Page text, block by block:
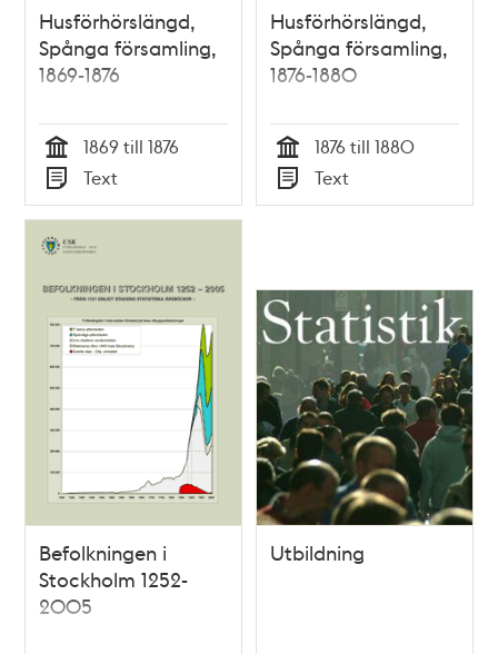
Husförhörslängd,
Spånga församling,
1869-1876
Tid
1869 till 1876
Typ
Text
Husförhörslängd,
Spånga församling,
1876-1880
Tid
1876 till 1880
Typ
Text
Befolkningen i
Stockholm 1252-
2005
Utbildning